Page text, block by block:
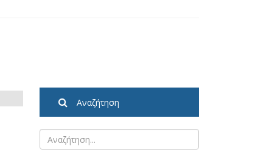
Αναζήτηση